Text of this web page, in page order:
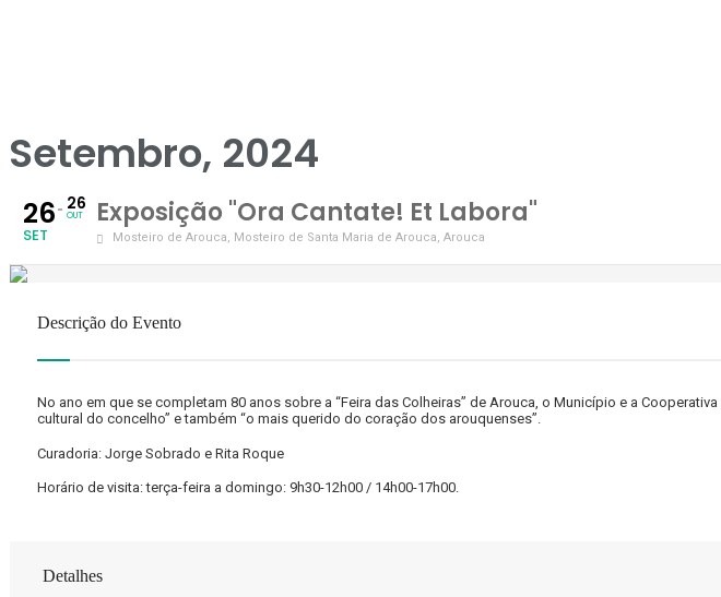
Setembro, 2024
26
SET
26
OUT Exposição "Ora Cantate! Et Labora"
Mosteiro de Arouca, Mosteiro de Santa Maria de Arouca, Arouca
Descrição do Evento
No ano em que se completam 80 anos sobre a “Feira das Colheiras” de Arouca, o Município e a
cultural do concelho” e também “o mais querido do coração dos arouquenses”.
Curadoria: Jorge Sobrado e Rita Roque
Horário de visita: terça-feira a domingo: 9h30-12h00 / 14h00-17h00.
Detalhes